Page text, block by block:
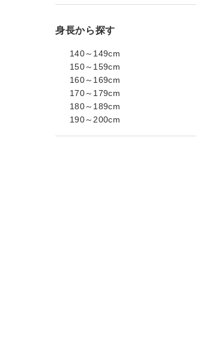
身長から探す
140～149cm
150～159cm
160～169cm
170～179cm
180～189cm
190～200cm